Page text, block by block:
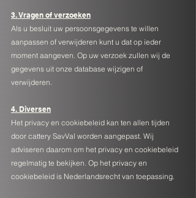
3. Vragen of verzoeken
Als u besluit uw persoonsgegevens te willen
aanpassen of verwijderen kunt u dat op ieder
moment aangeven. Op uw verzoek zullen wij de
gegevens uit onze database wijzigen of
verwijderen.
4. Diversen
Het privacy en cookiebeleid kan ten allen tijden
door cattery SavVal worden aangepast. Wij
adviseren daarom om het privacy en cookiebeleid
regelmatig te bekijken. Op het privacy en
cookiebeleid is Nederlandsrecht van toepassing.